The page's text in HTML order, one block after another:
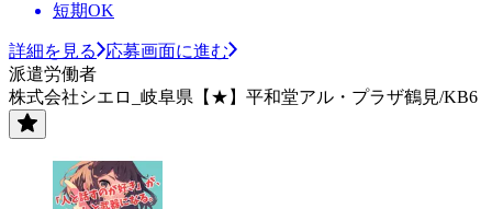
短期OK
詳細を見る
応募画面に進む
派遣労働者
株式会社シエロ_岐阜県【★】平和堂アル・プラザ鶴見/KB6